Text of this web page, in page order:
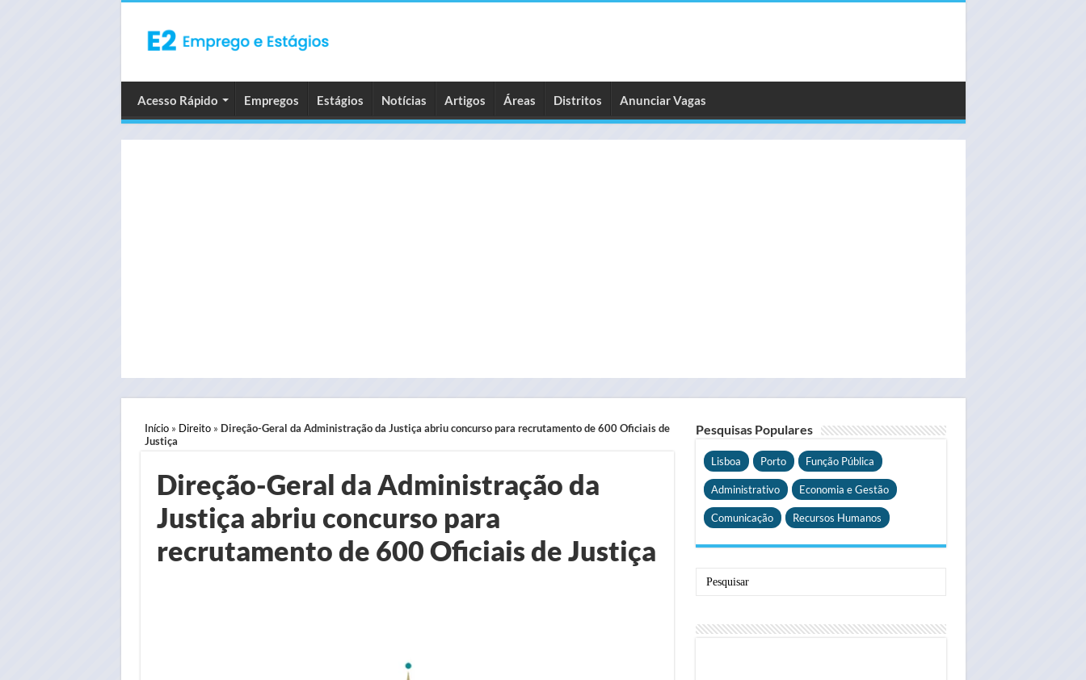
Acesso Rápido Empregos Estágios Notícias Artigos Áreas Distritos Anunciar Vagas
Início» Direito» Direção-Geral da Administração da Justiça abriu concurso para recrutamento de 600 Oficiais de
Justiça
Direção-Geral da Administração da
Justiça abriu concurso para
recrutamento de 600 Oficiais de Justiça
Pesquisas Populares
Lisboa Porto Função Pública
Administrativo Economia e Gestão
Comunicação Recursos Humanos